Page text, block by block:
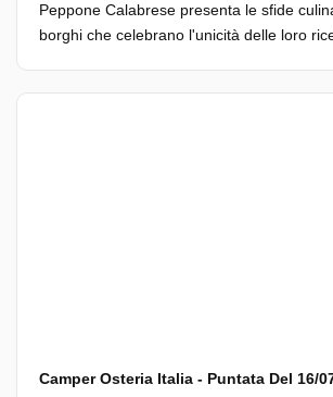
Peppone Calabrese presenta le sfide
borghi che celebrano l'unicità delle loro
Camper Osteria Italia - Puntata Del 16/